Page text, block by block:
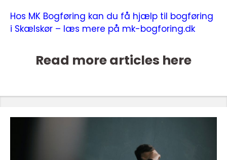
Hos MK Bogføring kan du få hjælp til bogføring
i Skælskør – læs mere på mk-bogforing.dk
Read more articles here